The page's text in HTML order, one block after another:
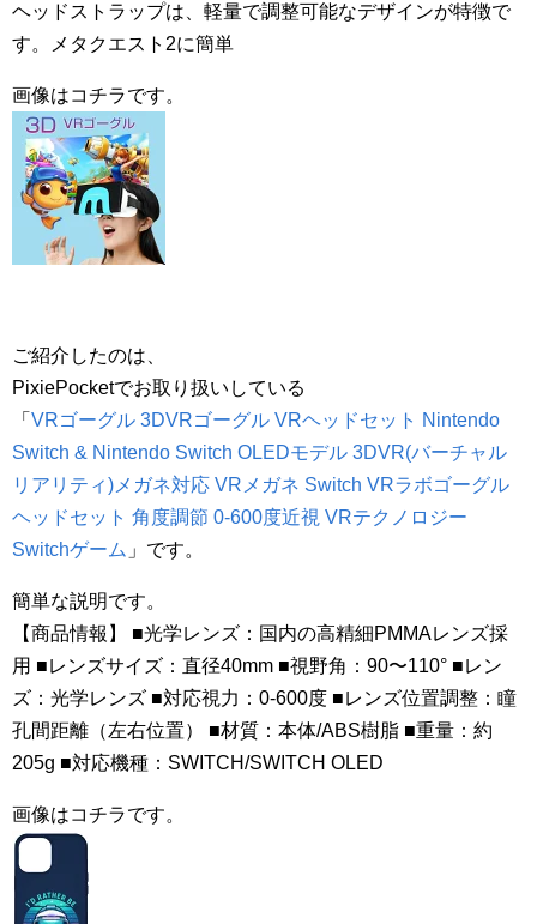
ヘッドストラップは、軽量で調整可能なデザインが特徴で
す。メタクエスト2に簡単
画像はコチラです。
ご紹介したのは、
PixiePocketでお取り扱いしている
「 VRゴーグル 3DVRゴーグル VRヘッドセット Nintendo
Switch & Nintendo Switch OLEDモデル 3DVR(バーチャル
リアリティ)メガネ対応 VRメガネ Switch VRラボゴーグル
ヘッドセット 角度調節 0-600度近視 VRテクノロジー
Switchゲーム 」です。
簡単な説明です。
【商品情報】 ■光学レンズ：国内の高精細PMMAレンズ採
用 ■レンズサイズ：直径40mm ■視野角：90〜110° ■レン
ズ：光学レンズ ■対応視力：0-600度 ■レンズ位置調整：瞳
孔間距離（左右位置） ■材質：本体/ABS樹脂 ■重量：約
205g ■対応機種：SWITCH/SWITCH OLED
画像はコチラです。